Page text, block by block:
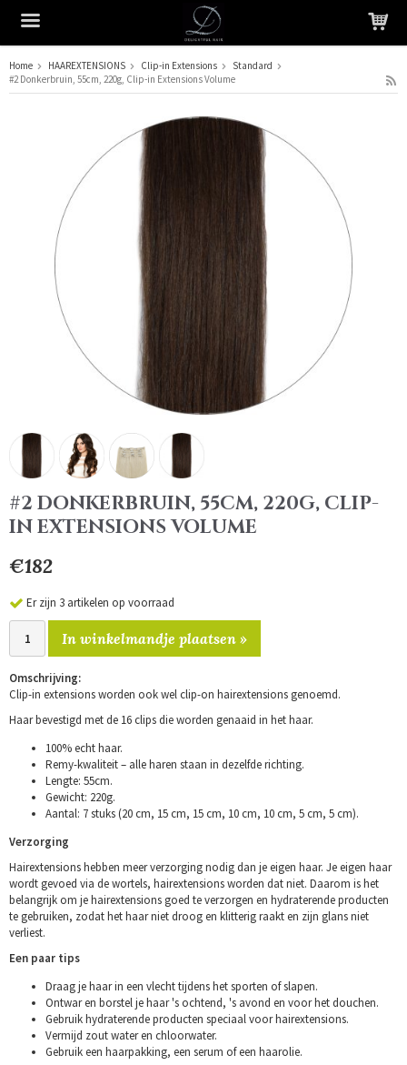
Het product is in je winkelmandje geplaatst
Home HAAREXTENSIONS Clip-in Extensions
Standard
#2 Donkerbruin, 55cm, 220g, Clip-in Extensions Volume
#2 DONKERBRUIN, 55CM, 220G, CLIP-
IN EXTENSIONS VOLUME
€182
Er zijn 3 artikelen op voorraad
In winkelmandje plaatsen »
Omschrijving:
Clip-in extensions worden ook wel clip-on hairextensions genoemd.
Haar bevestigd met de 16 clips die worden genaaid in het haar.
100% echt haar.
Remy-kwaliteit – alle haren staan in dezelfde richting.
Lengte: 55cm.
Gewicht: 220g.
Aantal: 7 stuks (20 cm, 15 cm, 15 cm, 10 cm, 10 cm, 5 cm, 5 cm).
Verzorging
Hairextensions hebben meer verzorging nodig dan je eigen haar. Je eigen haar
wordt gevoed via de wortels, hairextensions worden dat niet. Daarom is het
belangrijk om je hairextensions goed te verzorgen en hydraterende producten
te gebruiken, zodat het haar niet droog en klitterig raakt en zijn glans niet
verliest.
Een paar tips
Draag je haar in een vlecht tijdens het sporten of slapen.
Ontwar en borstel je haar 's ochtend, 's avond en voor het douchen.
Gebruik hydraterende producten speciaal voor hairextensions.
Vermijd zout water en chloorwater.
Gebruik een haarpakking, een serum of een haarolie.